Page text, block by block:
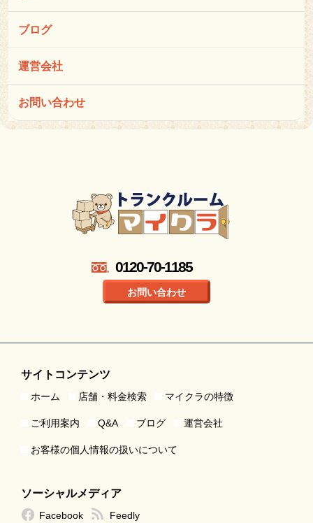
ブログ
運営会社
お問い合わせ
0120-70-1185
お問い合わせ
サイトコンテンツ
ホーム 店舗・料金検索 マイクラの特徴
ご利用案内 Q&A ブログ 運営会社
お客様の個人情報の扱いについて
ソーシャルメディア
Facebook Feedly